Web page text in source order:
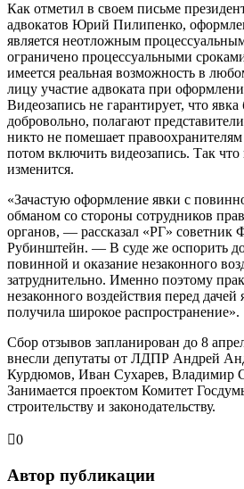
Как отметил в своем письме
адвокатов Юрий Пилипенко,
является неотложным
ограничено процессуальными
имеется реальная возможность в
лицу участие адвоката при
Видеозапись не гарантирует, что явка
добровольно, полагают
никто не помешает правоохранителям
потом включить видеозапись. Так
изменится.
«Зачастую оформление явки с
обманом со стороны сотрудников
органов, — рассказал «РГ»
Рубинштейн. — В суде же оспорить
повинной и оказание незаконного
затруднительно. Именно поэтому
незаконного воздействия перед
получила широкое распространение».
Сбор отзывов запланирован до 8
внесли депутаты от ЛДПР Андрей
Курдюмов, Иван Сухарев, Владимир
Занимается проектом Комитет
строительству и законодательству.
0
Автор публикации